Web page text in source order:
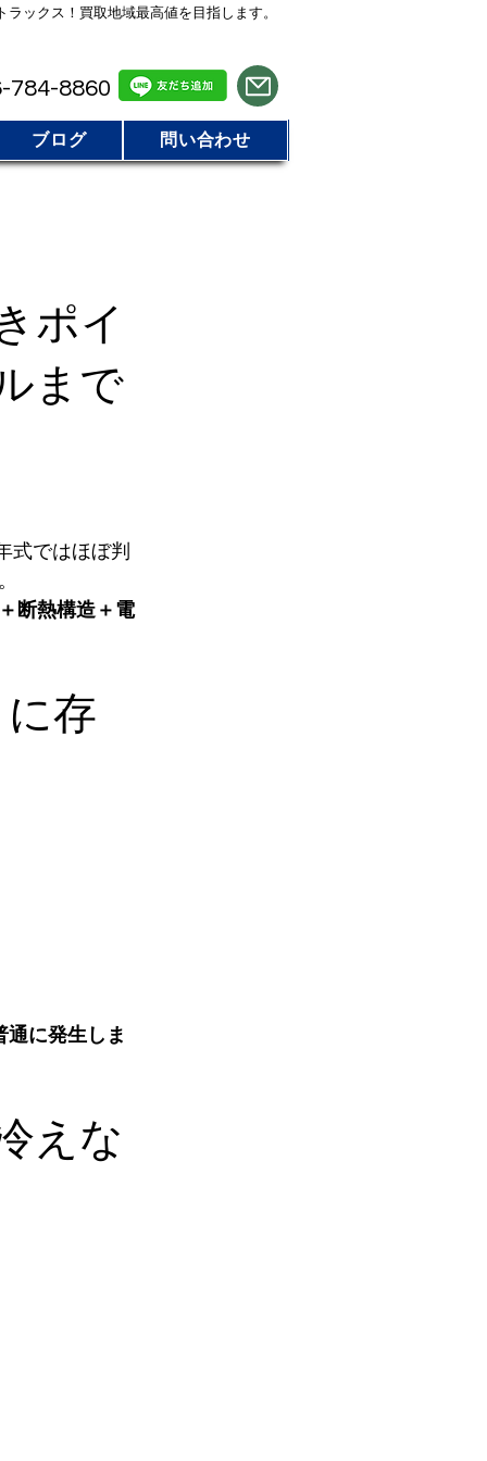
ックス！買取地域最高値を目指します。
784-8860
ブログ 問い合わせ
ポイ
まで
式ではほぼ判
断熱構造＋電
存
通に発生しま
えな